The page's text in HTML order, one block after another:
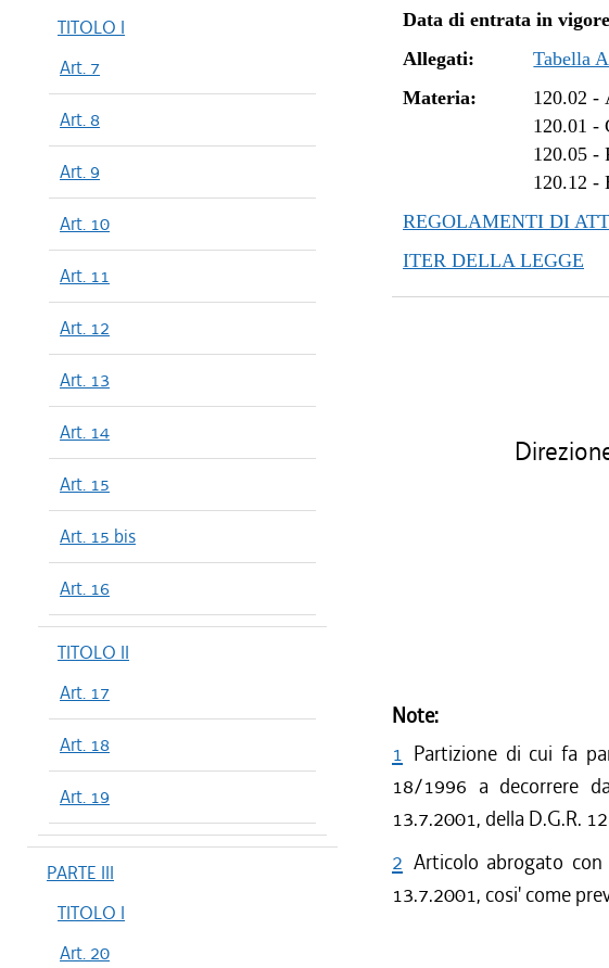
TITOLO I
Art. 7
Art. 8
Art. 9
Art. 10
Art. 11
Art. 12
Art. 13
Art. 14
Art. 15
Art. 15 bis
Art. 16
TITOLO II
Art. 17
Art. 18
Art. 19
PARTE III
TITOLO I
Art. 20
Data di entrata in
Allegati:
Tabella A
Materia:
120.02 -
120.01 -
120.05 -
120.12 -
REGOLAMENTI DI
ITER DELLA LEGGE
Note:
1 Partizione di cui fa
18/1996 a decorrere
13.7.2001, della D.G.R.
2 Articolo abrogato
13.7.2001, cosi' come